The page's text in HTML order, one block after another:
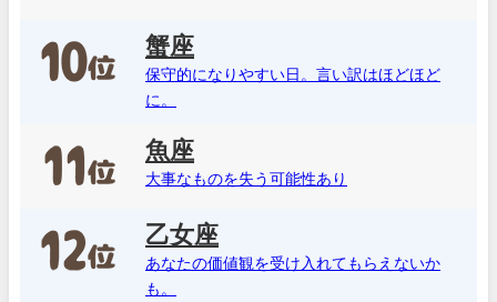
蟹座
保守的になりやすい日。言い訳はほどほど
に。
魚座
大事なものを失う可能性あり
乙女座
あなたの価値観を受け入れてもらえないか
も。